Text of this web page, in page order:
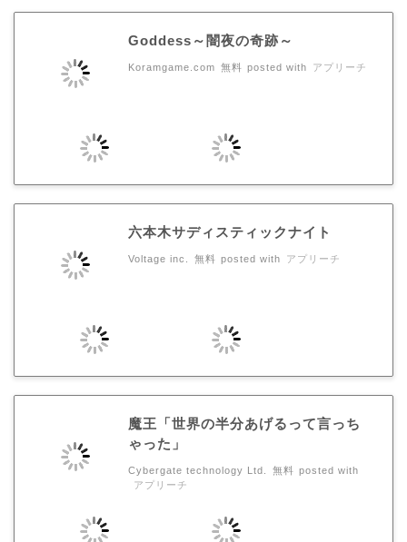
Goddess～闇夜の奇跡～
Koramgame.com 無料 posted with アプリーチ
六本木サディスティックナイト
Voltage inc. 無料 posted with アプリーチ
魔王「世界の半分あげるって言っち
ゃった」
Cybergate technology Ltd. 無料 posted with
アプリーチ